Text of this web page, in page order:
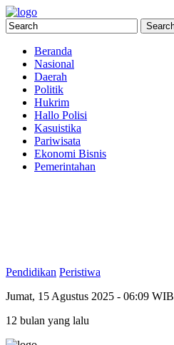
Beranda
Nasional
Daerah
Politik
Hukrim
Hallo Polisi
Kasuistika
Pariwisata
Ekonomi Bisnis
Pemerintahan
Pendidikan Peristiwa
Jumat, 15 Agustus 2025 - 06:09 WIB
12 bulan yang lalu